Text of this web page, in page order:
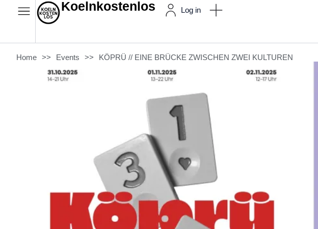
Koelnkostenlos Log in
Home >> Events >> KÖPRÜ // EINE BRÜCKE ZWISCHEN ZWEI KULTUREN